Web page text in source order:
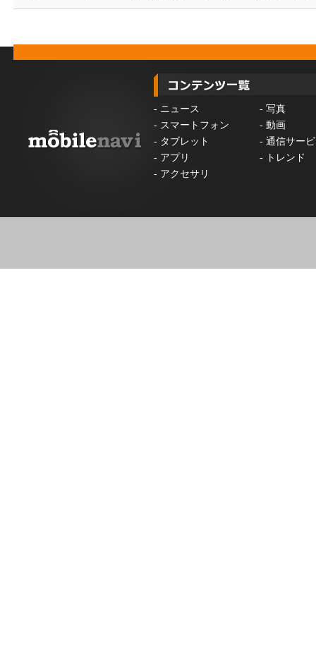
- ニュース - 写真
- スマートフォン - 動画
- タブレット - 通信サー
- アプリ -
トレンド
- アクセサリ